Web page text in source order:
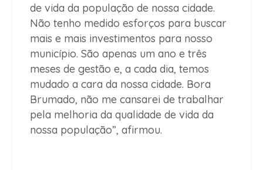
de vida da população de nossa cidade.
Não tenho medido esforços para buscar
mais e mais investimentos para nosso
município. São apenas um ano e três
meses de gestão e, a cada dia, temos
mudado a cara da nossa cidade. Bora
Brumado, não me cansarei de trabalhar
pela melhoria da qualidade de vida da
nossa população”, afirmou.